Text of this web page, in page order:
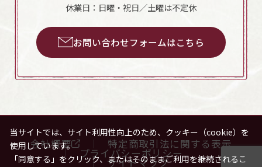
休業日：日曜・祝日／土曜は不定休
お問い合わせフォームはこちら
会社概要 特定商取引法に関する表示
プライバシーポリシー
サイトマップ
当サイトでは、サイト利用性向上のため、クッキー（cookie）を
使用しています。
「同意する」をクリック、またはそのままご利用を継続されるこ